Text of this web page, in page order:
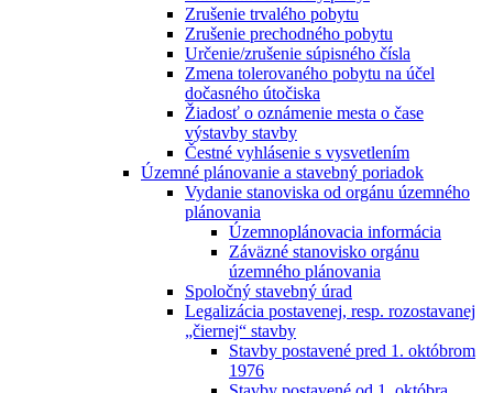
Zrušenie trvalého pobytu
Zrušenie prechodného pobytu
Určenie/zrušenie súpisného čísla
Zmena tolerovaného pobytu na účel
dočasného útočiska
Žiadosť o oznámenie mesta o čase
výstavby stavby
Čestné vyhlásenie s vysvetlením
Územné plánovanie a stavebný poriadok
Vydanie stanoviska od orgánu územného
plánovania
Územnoplánovacia informácia
Záväzné stanovisko orgánu
územného plánovania
Spoločný stavebný úrad
Legalizácia postavenej, resp. rozostavanej
„čiernej“ stavby
Stavby postavené pred 1. októbrom
1976